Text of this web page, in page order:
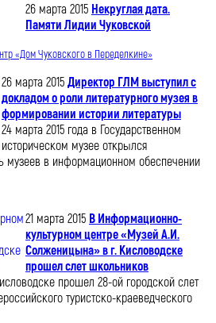
26 марта 2015 Некруглая дата.
Памяти Лидии Чуковской
«Дом Чуковского в Переделкине»
26 марта 2015 Директор ГЛМ выступил с
докладом о роли литературного музея в
формировании истории литературы
24 марта 2015 года в Государственном
историческом музее открылся
музеев в информационном обеспечении
21 марта 2015 В Информационно-
культурном центре «Музей А.И.
Солженицына» в г. Кисловодске
прошел слет школьников
прошел 28-ой городской слет
туристско-краеведческого